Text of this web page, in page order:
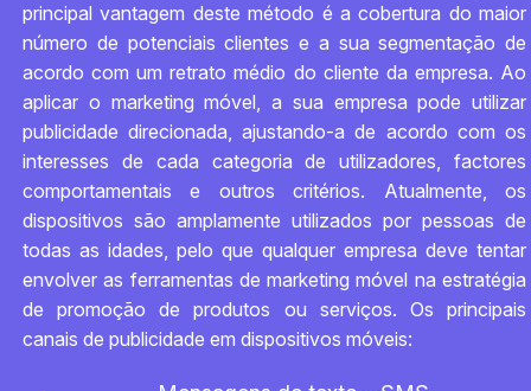
principal vantagem deste método é a cobertura do maior
número de potenciais clientes e a sua segmentação de
acordo com um retrato médio do cliente da empresa. Ao
aplicar o marketing móvel, a sua empresa pode utilizar
publicidade direcionada, ajustando-a de acordo com os
interesses de cada categoria de utilizadores, factores
comportamentais e outros critérios. Atualmente, os
dispositivos são amplamente utilizados por pessoas de
todas as idades, pelo que qualquer empresa deve tentar
envolver as ferramentas de marketing móvel na estratégia
de promoção de produtos ou serviços. Os principais
canais de publicidade em dispositivos móveis: